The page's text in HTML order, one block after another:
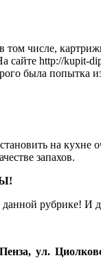
числе,
сайте http://kupit-
была попытка
на кухне
запахов.
данной рубрике!
ул.